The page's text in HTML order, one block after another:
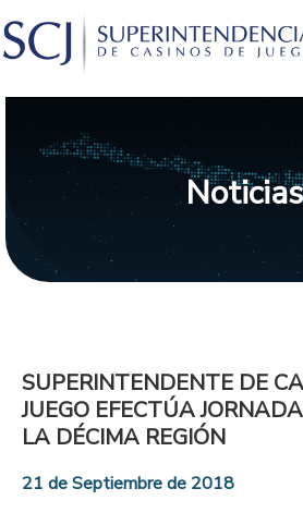
Noticias
SUPERINTENDENTE DE
JUEGO EFECTÚA
LA DÉCIMA REGIÓN
21 de Septiembre de 2018